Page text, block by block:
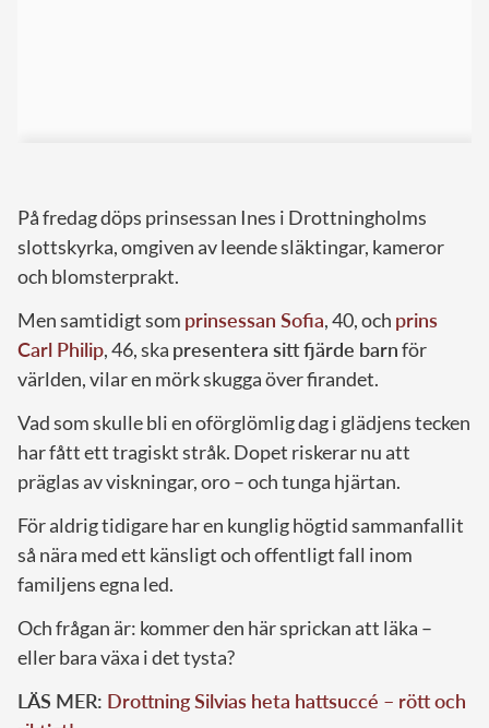
På fredag döps prinsessan Ines i Drottningholms
slottskyrka, omgiven av leende släktingar, kameror
och blomsterprakt.
Men samtidigt som prinsessan Sofia, 40, och prins
Carl Philip, 46, ska presentera sitt fjärde barnför
världen, vilar en mörk skugga över firandet.
Vad som skulle bli en oförglömlig dag i glädjens tecken
har fått ett tragiskt stråk. Dopet riskerar nu att
präglas av viskningar, oro – och tunga hjärtan.
För aldrig tidigare har en kunglig högtid sammanfallit
så nära med ett känsligt och offentligt fall inom
familjens egna led.
Och frågan är: kommer den här sprickan att läka –
eller bara växa i det tysta?
LÄS MER: Drottning Silvias heta hattsuccé – rött och